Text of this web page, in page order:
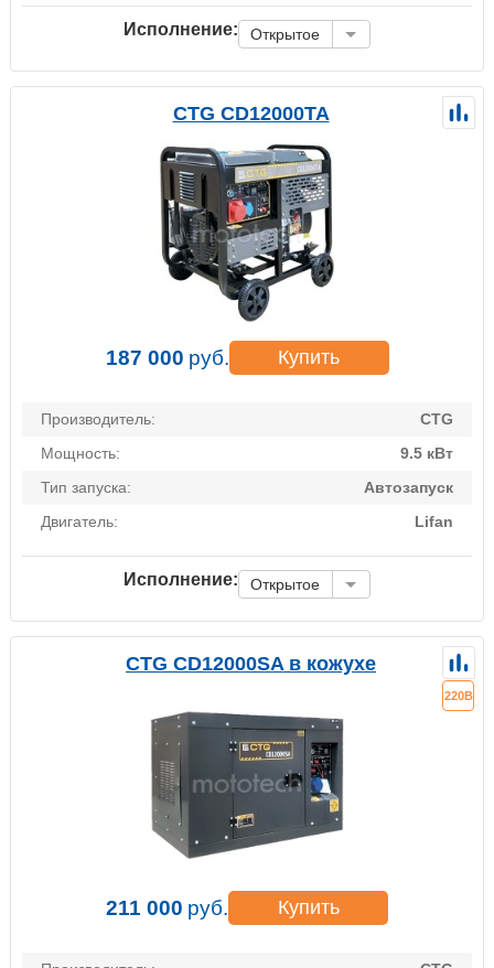
Исполнение: Открытое
CTG CD12000TA
187 000 руб. Купить
Производитель:
CTG
Мощность:
9.5 кВт
Тип запуска:
Автозапуск
Двигатель:
Lifan
Исполнение: Открытое
CTG CD12000SA в кожухе
220В
211 000 руб. Купить